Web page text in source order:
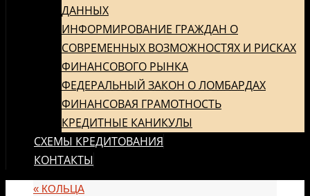
ДАННЫХ
ИНФОРМИРОВАНИЕ ГРАЖДАН О
СОВРЕМЕННЫХ ВОЗМОЖНОСТЯХ И РИСКАХ
ФИНАНСОВОГО РЫНКА
ФЕДЕРАЛЬНЫЙ ЗАКОН О ЛОМБАРДАХ
ФИНАНСОВАЯ ГРАМОТНОСТЬ
КРЕДИТНЫЕ КАНИКУЛЫ
СХЕМЫ КРЕДИТОВАНИЯ
КОНТАКТЫ
« КОЛЬЦА